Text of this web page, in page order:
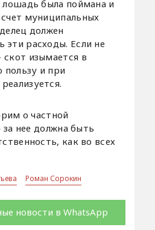
лошадь была поймана и
муниципальных
должен
эти расходы. Если не
скот изымается в
и при
о частной
нее должна быть
как во всех
Роман Сорокин
новости в WhatsApp